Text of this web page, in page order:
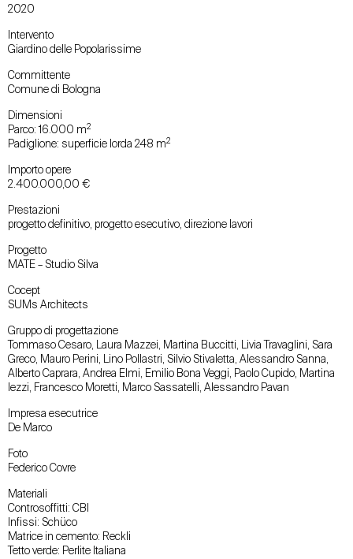
2020
Intervento
Giardino delle Popolarissime
Committente
Comune di Bologna
Dimensioni
Parco: 16.000 m2
Padiglione: superficie lorda 248 m2
Importo opere
2.400.000,00 €
Prestazioni
progetto definitivo, progetto esecutivo, direzione lavori
Progetto
MATE – Studio Silva
Cocept
SUMs Architects
Gruppo di progettazione
Tommaso Cesaro, Laura Mazzei, Martina Buccitti, Livia Travaglini, Sara
Greco, Mauro Perini, Lino Pollastri, Silvio Stivaletta, Alessandro Sanna,
Alberto Caprara, Andrea Elmi, Emilio Bona Veggi, Paolo Cupido, Martina
Iezzi, Francesco Moretti, Marco Sassatelli, Alessandro Pavan
Impresa esecutrice
De Marco
Foto
Federico Covre
Materiali
Controsoffitti: CBI
Infissi: Schüco
Matrice in cemento: Reckli
Tetto verde: Perlite Italiana